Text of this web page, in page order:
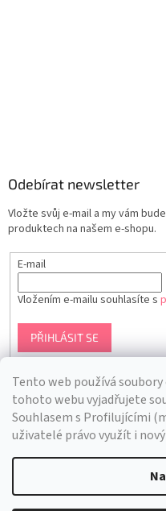
Tento web používá
tohoto webu vyjadřujete
Souhlasem s Profilujícími
uživatelé právo využít i
Odebírat newsletter
Vložte svůj e-mail a my vám
produktech na našem e-shopu.
E-mail
Vložením e-mailu souhlasíte s
PŘIHLÁSIT SE